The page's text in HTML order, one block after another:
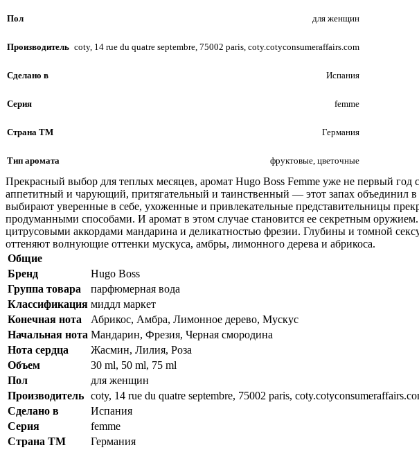
Пол для женщин
Производитель coty, 14 rue du quatre septembre, 75002 paris, coty.cotyconsumeraffairs.com
Сделано в Испания
Серия femme
Страна ТМ Германия
Тип аромата фруктовые, цветочные
Прекрасный выбор для теплых месяцев, аромат Hugo Boss Femme уже не первый
аппетитный и чарующий, притягательный и таинственный — этот запах объединил
выбирают уверенные в себе, ухоженные и привлекательные представительницы
продуманными способами. И аромат в этом случае становится ее секретным
цитрусовыми аккордами мандарина и деликатностью фрезии. Глубины и томной
оттеняют волнующие оттенки мускуса, амбры, лимонного дерева и абрикоса.
Общие
Бренд
Hugo Boss
Группа товара
парфюмерная вода
Классификация миддл маркет
Конечная нота
Абрикос, Амбра, Лимонное дерево, Мускус
Начальная нота Мандарин, Фрезия, Черная смородина
Нота сердца
Жасмин, Лилия, Роза
Объем
30 ml, 50 ml, 75 ml
Пол
для женщин
Производитель coty, 14 rue du quatre septembre, 75002 paris,
Сделано в
Испания
Серия
femme
Страна ТМ
Германия